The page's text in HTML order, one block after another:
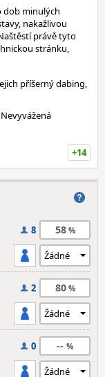
dob minulých
nakažlivou
právě tyto
stránku,
příšerný dabing,
+14
8 58
2 80
0 --